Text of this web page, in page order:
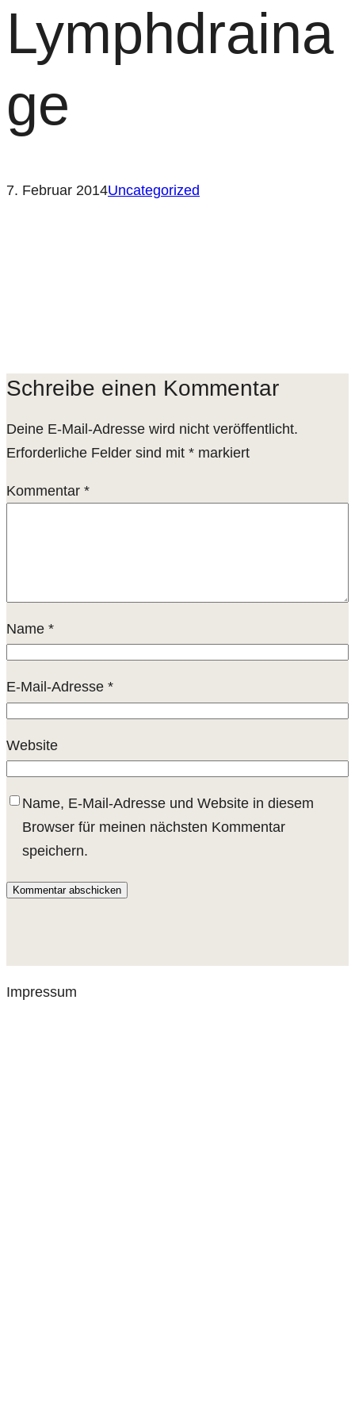
Lymphdraina
ge
7. Februar 2014Uncategorized
Schreibe einen Kommentar
Deine E-Mail-Adresse wird nicht veröffentlicht.
Erforderliche Felder sind mit * markiert
Kommentar *
Name *
E-Mail-Adresse *
Website
Name, E-Mail-Adresse und Website in diesem
Browser für meinen nächsten Kommentar
speichern.
Impressum